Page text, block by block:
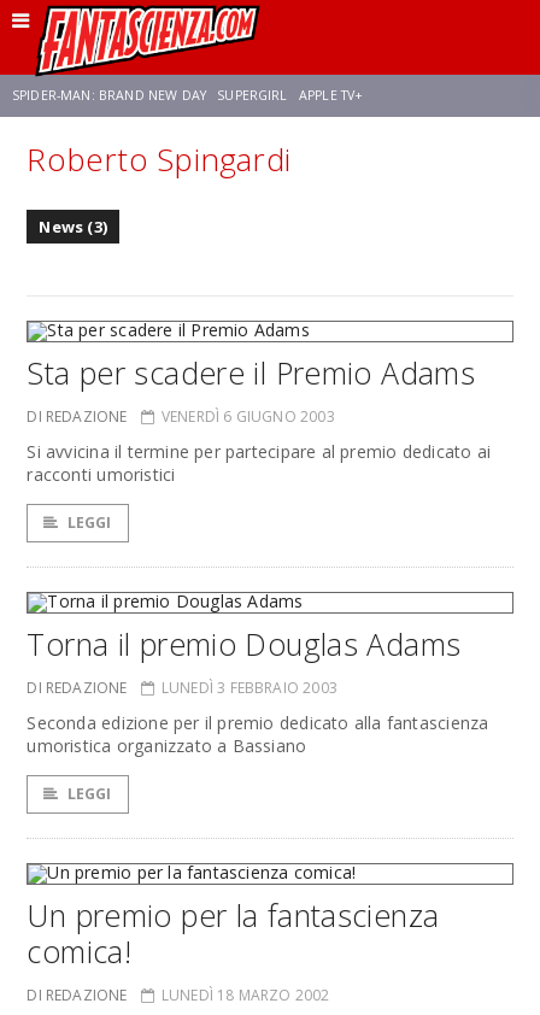
SPIDER-MAN: BRAND NEW DAY SUPERGIRL APPLE TV+
FRANCO RICCIARDIELLO ZENDAYA STAR TREK
Roberto Spingardi
News (3)
Sta per scadere il Premio Adams
DI REDAZIONE VENERDÌ 6 GIUGNO 2003
Si avvicina il termine per partecipare al premio dedicato ai
racconti umoristici
LEGGI
Torna il premio Douglas Adams
DI REDAZIONE LUNEDÌ 3 FEBBRAIO 2003
Seconda edizione per il premio dedicato alla fantascienza
umoristica organizzato a Bassiano
LEGGI
Un premio per la fantascienza
comica!
DI REDAZIONE LUNEDÌ 18 MARZO 2002